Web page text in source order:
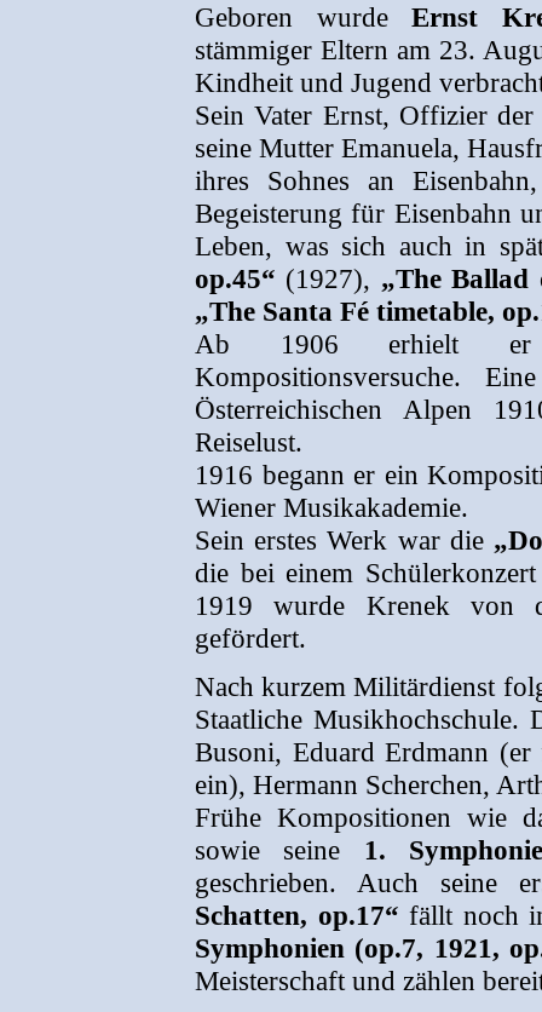
Geboren wurdeErnst
stämmiger Eltern am 23.
Kindheit und Jugend
Sein Vater Ernst, Offizier
seine Mutter Emanuela,
ihres Sohnes an
Begeisterung für Eisenbahn
Leben, was sich auch in
op.45“ (1927), „The Ballad
„The Santa Fé timetable,
Ab 1906 erhielt er
Kompositionsversuche.
Österreichischen Alpen
Reiselust.
1916 begann er ein
Wiener Musikakademie.
Sein erstes Werk war die
die bei einem
1919 wurde Krenek von
gefördert.
Nach kurzem Militärdienst
Staatliche
Busoni, Eduard Erdmann
ein), Hermann Scherchen,
Frühe Kompositionen wie
sowie seine 1.
geschrieben. Auch seine
Schatten, op.17“ fällt noch
Symphonien (op.7, 1921,
Meisterschaft und zählen